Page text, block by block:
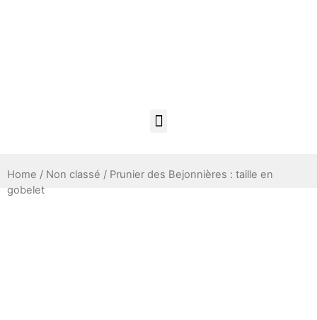
Home / Non classé / Prunier des Bejonnières : taille en
gobelet